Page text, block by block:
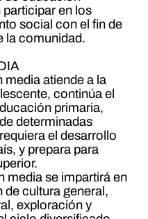
en los
social con el fin de
la comunidad.
atiende a la
continúa el
primaria,
determinadas
el desarrollo
y prepara para
media se impartirá en
cultura general,
exploración y